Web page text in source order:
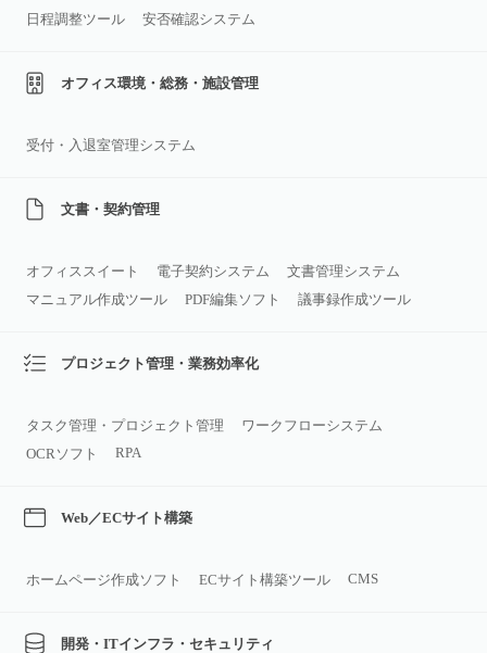
日程調整ツール
安否確認システム
オフィス環境・総務・施設管理
受付・入退室管理システム
文書・契約管理
オフィススイート 電子契約システム
文書管理システム
マニュアル作成ツール
PDF編集ソフト 議事録作成ツール
プロジェクト管理・業務効率化
タスク管理・プロジェクト管理
ワークフローシステム
OCRソフト
RPA
Web／ECサイト構築
ホームページ作成ソフト ECサイト構築ツール CMS
開発・ITインフラ・セキュリティ